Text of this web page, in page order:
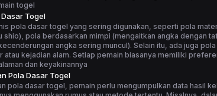
togel
Togel
pola dasar togel yang sering digunakan, seperti pola
shio), pola berdasarkan mimpi (mengaitkan angka dengan
angka sering muncul). Selain itu, ada juga
atau kejadian alam. Setiap pemain biasanya memiliki
dan keyakinannya
Pola Dasar Togel
pola dasar togel, pemain perlu mengumpulkan data hasil